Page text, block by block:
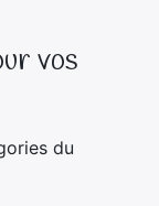
vos
du